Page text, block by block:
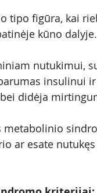
tipo figūra, kai
kūno dalyje.
nutukimui,
insulinui
didėja
metabolinio
ar esate nutukęs